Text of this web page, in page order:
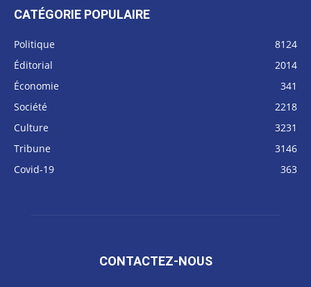
CATÉGORIE POPULAIRE
Politique
8124
Éditorial
2014
Économie
341
Société
2218
Culture
3231
Tribune
3146
Covid-19
363
CONTACTEZ-NOUS